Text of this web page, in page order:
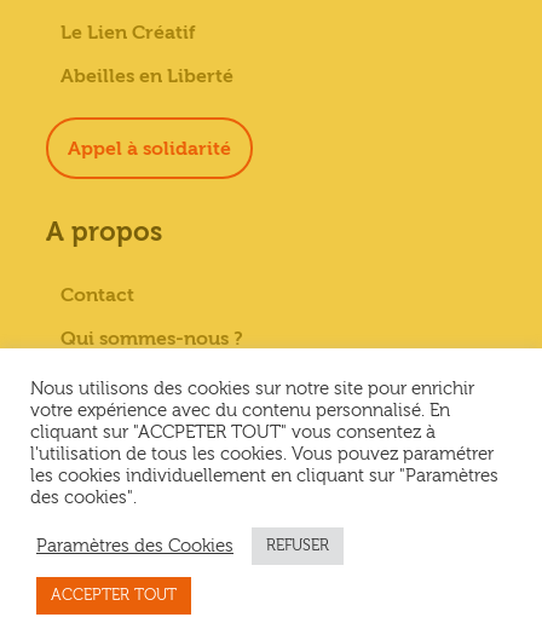
Le Lien Créatif
Abeilles en Liberté
Appel à solidarité
A propos
Contact
Qui sommes-nous ?
Paiement sécurisé
Mentions Légales
Conditions générales de vente
Politique de confidentialité
Nous utilisons des cookies sur notre site pour enrichir
votre expérience avec du contenu personnalisé. En
cliquant sur "ACCPETER TOUT" vous consentez à
l'utilisation de tous les cookies. Vous pouvez paramétrer
les cookies individuellement en cliquant sur "Paramètres
des cookies".
Paramètres des Cookies REFUSER
ACCEPTER TOUT